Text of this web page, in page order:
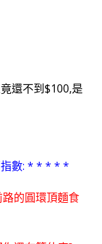
還不到$100,是
: * * * * *
的圓環頂麵食